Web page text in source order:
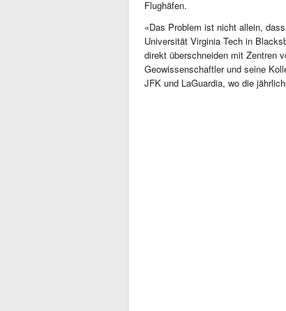
Flughäfen.
«Das Problem ist nicht allein,
Universität Virginia Tech in
direkt überschneiden mit Zentren
Geowissenschaftler und seine
JFK und LaGuardia, wo die